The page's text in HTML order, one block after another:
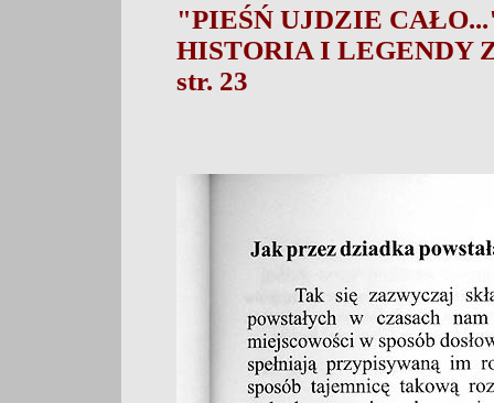
"PIEŚŃ UJDZIE
HISTORIA I LEGENDY
str. 23